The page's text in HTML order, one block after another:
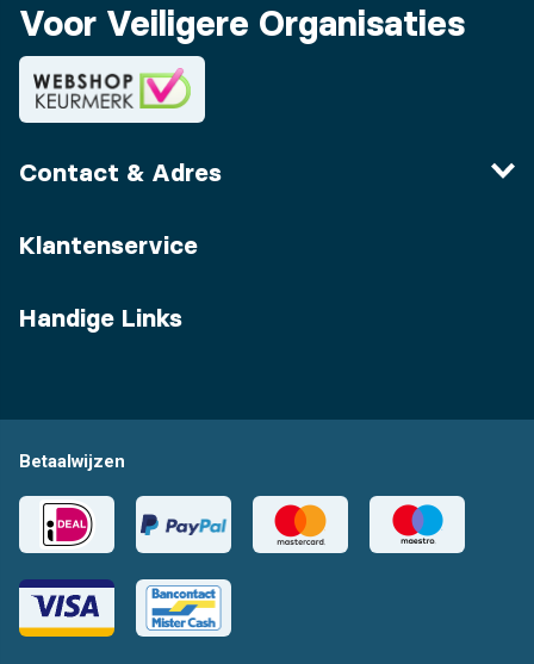
Voor Veiligere Organisaties
Contact & Adres
Klantenservice
Handige Links
Betaalwijzen